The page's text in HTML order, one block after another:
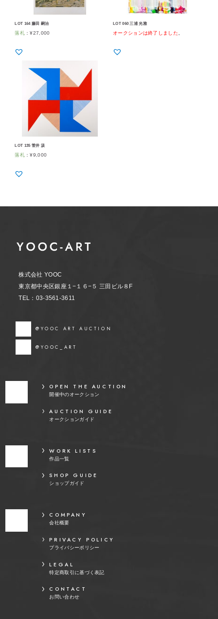
LOT 164 藤田 嗣治
落札 ：¥27,000
LOT 060 三浦 光雅
オークションは終了しました
LOT 135 菅井 汲
落札 ：¥9,000
株式会社 YOOC
東京都中央区銀座１−１６−５ 三田ビル８F
TEL：03-3561-3611
@YOOC ART AUCTION
@YOOC_ART
OPEN THE AUCTION
開催中のオークション
AUCTION GUIDE
オークションガイド
WORK LISTS
作品一覧
SHOP GUIDE
ショップガイド
COMPANY
会社概要
PRIVACY POLICY
プライバシーポリシー
LEGAL
特定商取引に基づく表記
CONTACT
お問い合わせ